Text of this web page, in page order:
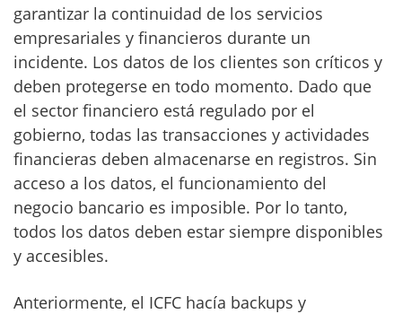
garantizar la continuidad de los servicios
empresariales y financieros durante un
incidente. Los datos de los clientes son críticos y
deben protegerse en todo momento. Dado que
el sector financiero está regulado por el
gobierno, todas las transacciones y actividades
financieras deben almacenarse en registros. Sin
acceso a los datos, el funcionamiento del
negocio bancario es imposible. Por lo tanto,
todos los datos deben estar siempre disponibles
y accesibles.
Anteriormente, el ICFC hacía backups y